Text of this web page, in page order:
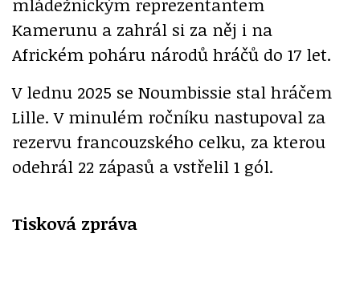
Kamerunu a zahrál si za něj i na
Africkém poháru národů hráčů do 17 let.
V lednu 2025 se Noumbissie stal hráčem
Lille. V minulém ročníku nastupoval za
rezervu francouzského celku, za kterou
odehrál 22 zápasů a vstřelil 1 gól.
Tisková zpráva